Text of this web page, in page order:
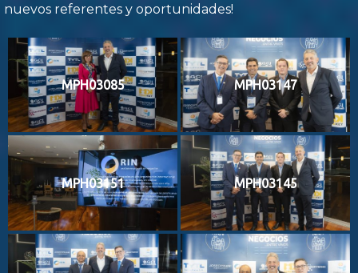
nuevos referentes y oportunidades!
MPH03085 MPH03147
MPH03151 MPH03145